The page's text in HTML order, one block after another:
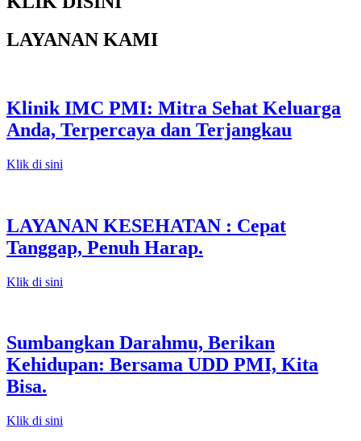
LAYANAN KAMI
Klinik IMC PMI: Mitra Sehat Keluarga
Anda, Terpercaya dan Terjangkau
Klik di sini
LAYANAN KESEHATAN : Cepat
Tanggap, Penuh Harap.
Klik di sini
Sumbangkan Darahmu, Berikan
Kehidupan: Bersama UDD PMI, Kita
Bisa.
Klik di sini